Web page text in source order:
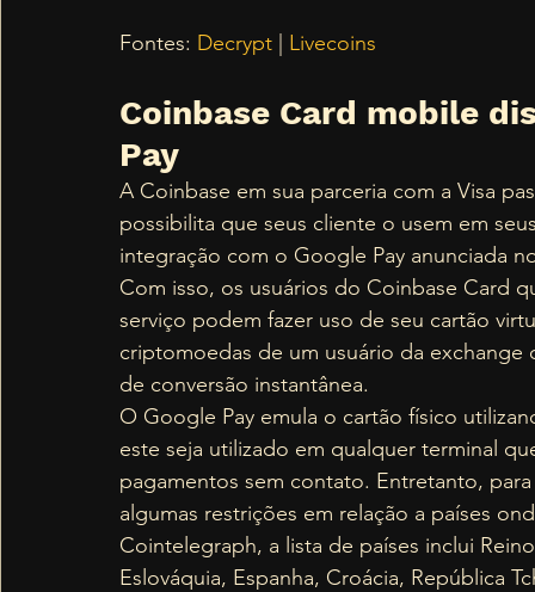
Fontes: Decrypt Livecoins
Coinbase Card mobile
Pay
A Coinbase em sua parceria com a Visa
possibilita que seus cliente o usem em
integração com o Google Pay anunciada
Com isso, os usuários do Coinbase Card
serviço podem fazer uso de seu cartão
criptomoedas de um usuário da
de conversão instantânea.
O Google Pay emula o cartão físico
este seja utilizado em qualquer terminal
pagamentos sem contato. Entretanto,
algumas restrições em relação a países
Cointelegraph, a lista de países inclui
Eslováquia, Espanha, Croácia, República